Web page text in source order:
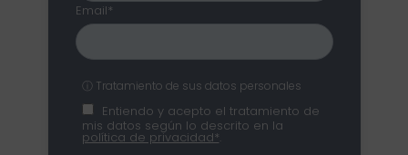
Email*
ⓘ Tratamiento de sus datos personales
Entiendo y acepto el tratamiento de
mis datos según lo descrito en la
política de privacidad*